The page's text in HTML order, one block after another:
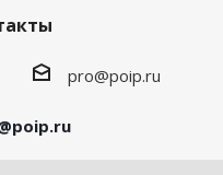
pro@poip.ru